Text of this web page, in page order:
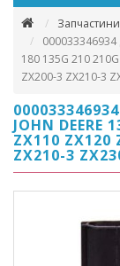
180 135G 210
ZX200-3 ZX210-3
JOHN DEERE
ZX110 ZX120
ZX210-3